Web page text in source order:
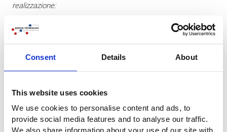
Consent Details About
This website uses cookies
We use cookies to personalise content and ads, to
provide social media features and to analyse our traffic.
realizzazione: